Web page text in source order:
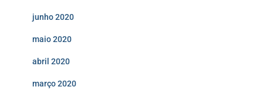
junho 2020
maio 2020
abril 2020
março 2020